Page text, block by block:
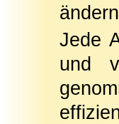
Jede
und